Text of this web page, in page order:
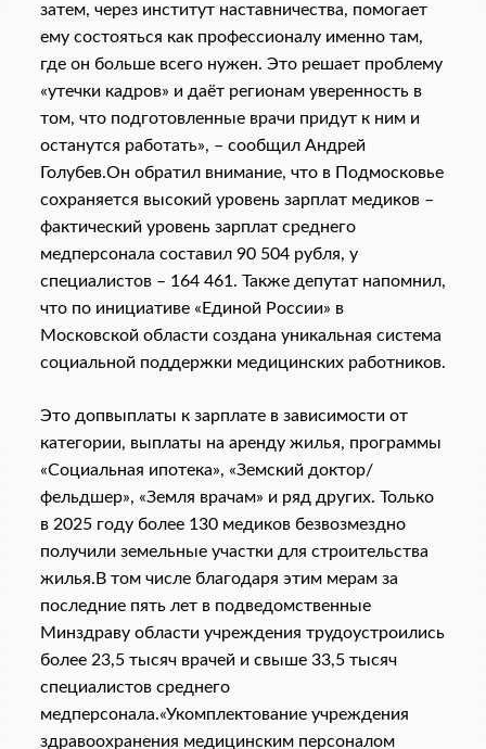
затем, через институт наставничества, помогает
ему состояться как профессионалу именно там,
где он больше всего нужен. Это решает проблему
«утечки кадров» и даёт регионам уверенность в
том, что подготовленные врачи придут к ним и
останутся работать», – сообщил Андрей
Голубев.Он обратил внимание, что в Подмосковье
сохраняется высокий уровень зарплат медиков –
фактический уровень зарплат среднего
медперсонала составил 90 504 рубля, у
специалистов – 164 461. Также депутат напомнил,
что по инициативе «Единой России» в
Московской области создана уникальная система
социальной поддержки медицинских работников.
Это допвыплаты к зарплате в зависимости от
категории, выплаты на аренду жилья, программы
«Социальная ипотека», «Земский доктор/
фельдшер», «Земля врачам» и ряд других. Только
в 2025 году более 130 медиков безвозмездно
получили земельные участки для строительства
жилья.В том числе благодаря этим мерам за
последние пять лет в подведомственные
Минздраву области учреждения трудоустроились
более 23,5 тысяч врачей и свыше 33,5 тысяч
специалистов среднего
медперсонала.«Укомплектование учреждения
здравоохранения медицинским персоналом